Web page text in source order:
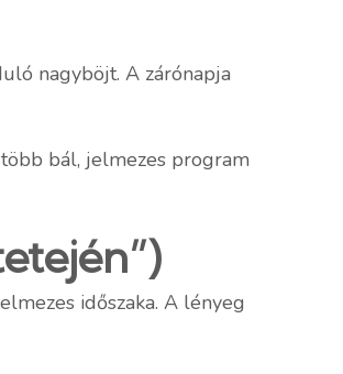
nagyböjt. A zárónapja
bál, jelmezes program
időszaka. A lényeg